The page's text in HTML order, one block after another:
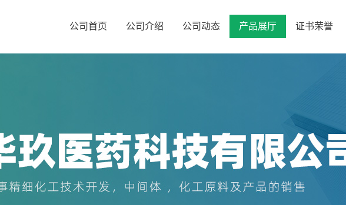
公司首页 公司介绍 公司动态 产品展厅 证书荣誉